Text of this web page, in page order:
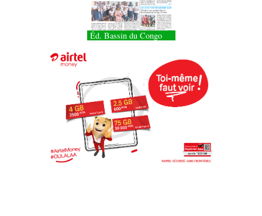
Éd. Bassin du Congo